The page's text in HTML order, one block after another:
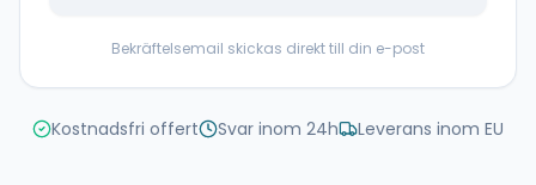
Bekräftelsemail skickas direkt till din e-post
Kostnadsfri offert Svar inom 24h Leverans inom EU